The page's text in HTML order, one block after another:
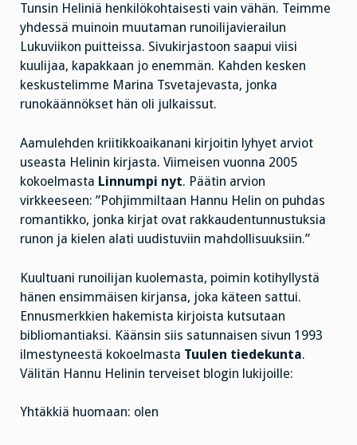
Tunsin Heliniä henkilökohtaisesti vain vähän. Teimme
yhdessä muinoin muutaman runoilijavierailun
Lukuviikon puitteissa. Sivukirjastoon saapui viisi
kuulijaa, kapakkaan jo enemmän. Kahden kesken
keskustelimme Marina Tsvetajevasta, jonka
runokäännökset hän oli julkaissut.
Aamulehden kriitikkoaikanani kirjoitin lyhyet arviot
useasta Helinin kirjasta. Viimeisen vuonna 2005
kokoelmasta Linnumpi nyt. Päätin arvion
virkkeeseen: ”Pohjimmiltaan Hannu Helin on puhdas
romantikko, jonka kirjat ovat rakkaudentunnustuksia
runon ja kielen alati uudistuviin mahdollisuuksiin.”
Kuultuani runoilijan kuolemasta, poimin kotihyllystä
hänen ensimmäisen kirjansa, joka käteen sattui.
Ennusmerkkien hakemista kirjoista kutsutaan
bibliomantiaksi. Käänsin siis satunnaisen sivun 1993
ilmestyneestä kokoelmasta Tuulen tiedekunta.
Välitän Hannu Helinin terveiset blogin lukijoille:
Yhtäkkiä huomaan: olen